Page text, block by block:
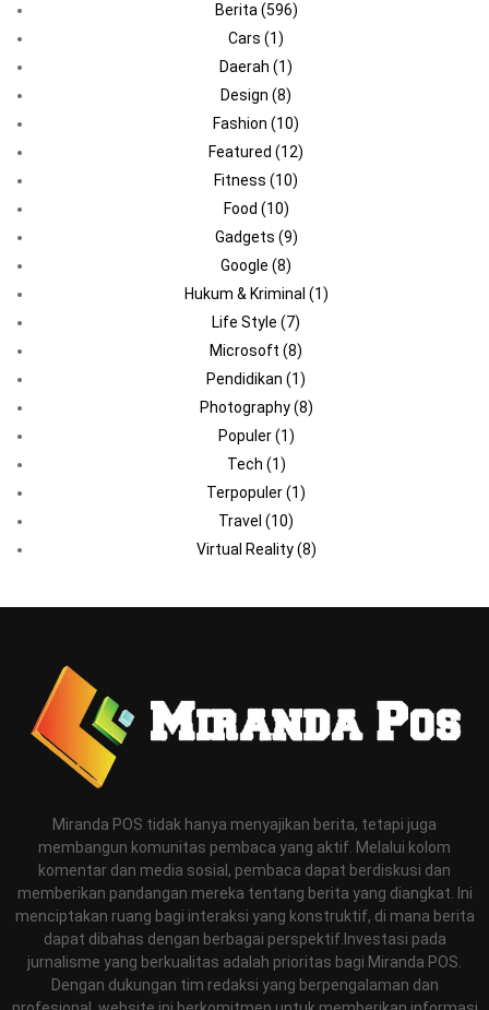
Berita (596)
Cars (1)
Daerah (1)
Design (8)
Fashion (10)
Featured (12)
Fitness (10)
Food (10)
Gadgets (9)
Google (8)
Hukum & Kriminal (1)
Life Style (7)
Microsoft (8)
Pendidikan (1)
Photography(8)
Populer(1)
Tech (1)
Terpopuler(1)
Travel (10)
Virtual Reality(8)
Miranda POS tidak hanya menyajikan berita, tetapi juga
membangun komunitas pembaca yang aktif. Melalui kolom
komentar dan media sosial, pembaca dapat berdiskusi dan
memberikan pandangan mereka tentang berita yang diangkat. Ini
menciptakan ruang bagi interaksi yang konstruktif, di mana berita
dapat dibahas dengan berbagai perspektif.Investasi pada
jurnalisme yang berkualitas adalah prioritas bagi Miranda POS.
Dengan dukungan tim redaksi yang berpengalaman dan